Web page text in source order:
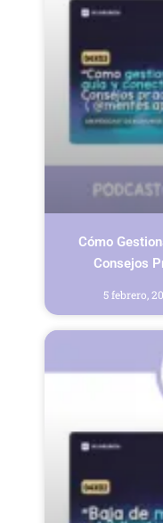
Cómo
Consejos
5 febrero,